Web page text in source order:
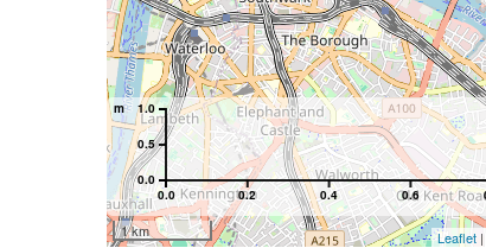
0.0 0.2 0.4 0.6
0.0
0.5
1.0
m
1 km Leaflet|